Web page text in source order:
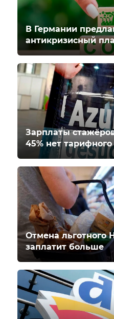
В Германии
антикризисный
Зарплаты
45% нет тарифного
Отмена льготного
заплатит больше